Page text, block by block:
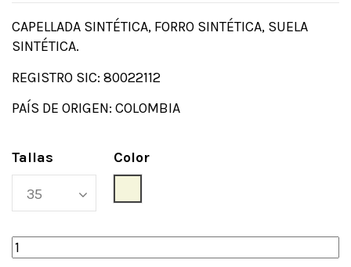
CAPELLADA SINTÉTICA, FORRO SINTÉTICA, SUELA
SINTÉTICA.
REGISTRO SIC: 80022112
PAÍS DE ORIGEN: COLOMBIA
Tallas
Color